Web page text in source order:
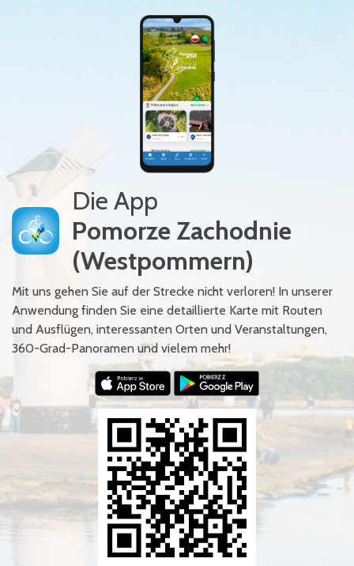
Die App
Pomorze Zachodnie
(Westpommern)
Mit uns gehen Sie auf der Strecke nicht verloren! In unserer
Anwendung finden Sie eine detaillierte Karte mit Routen
und Ausflügen, interessanten Orten und Veranstaltungen,
360-Grad-Panoramen und vielem mehr!